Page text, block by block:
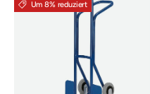
Um 8% reduziert